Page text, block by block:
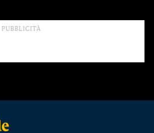
PUBBLICITÀ